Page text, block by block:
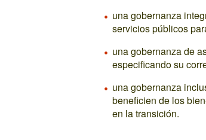
una gobernanza
servicios públicos
una gobernanza de
especificando su
una gobernanza
beneficien de los
en la transición.